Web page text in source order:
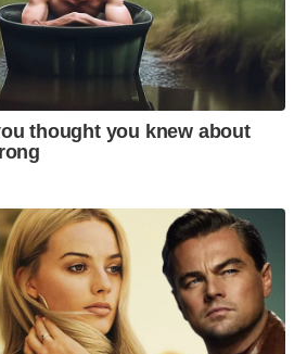
dos Estados Unidos,
determinou o cancelamento
thought you knew about